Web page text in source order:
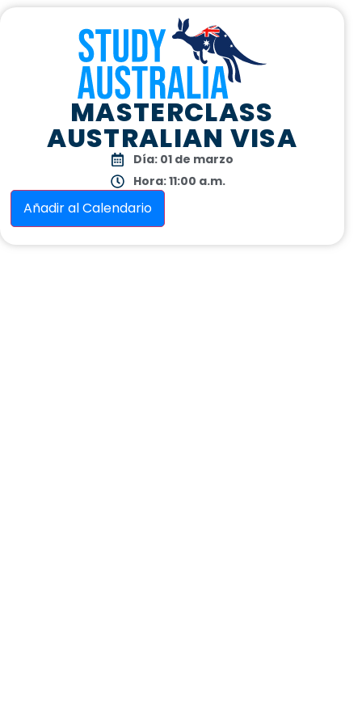
MASTERCLASS
AUSTRALIAN VISA
Día: 01 de marzo
Hora: 11:00 a.m.
Añadir al Calendario